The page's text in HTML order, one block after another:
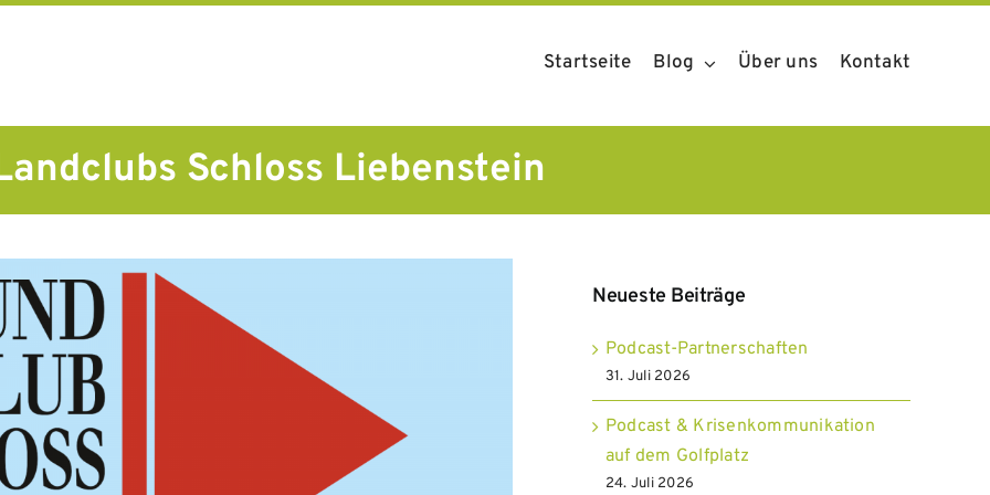
Startseite Blog Über uns Kontakt
Schloss Liebenstein
Neueste Beiträge
Podcast-Partnerschaften
31. Juli 2026
Podcast & Krisenkommunikation
auf dem Golfplatz
24. Juli 2026